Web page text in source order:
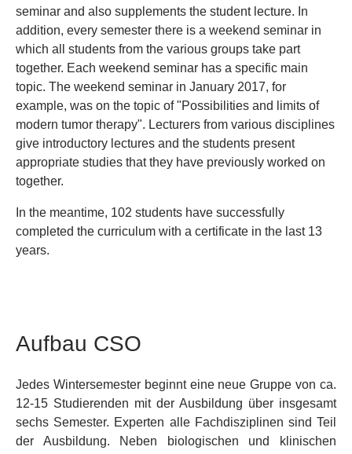
seminar and also supplements the student lecture. In
addition, every semester there is a weekend seminar in
which all students from the various groups take part
together. Each weekend seminar has a specific main
topic. The weekend seminar in January 2017, for
example, was on the topic of "Possibilities and limits of
modern tumor therapy". Lecturers from various disciplines
give introductory lectures and the students present
appropriate studies that they have previously worked on
together.
In the meantime, 102 students have successfully
completed the curriculum with a certificate in the last 13
years.
Aufbau CSO
Jedes Wintersemester beginnt eine neue Gruppe von ca.
12-15 Studierenden mit der Ausbildung über insgesamt
sechs Semester. Experten alle Fachdisziplinen sind Teil
der Ausbildung. Neben biologischen und klinischen